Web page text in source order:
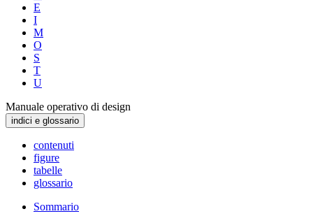
E
I
M
O
S
T
U
Manuale operativo di design
indici e glossario
contenuti
figure
tabelle
glossario
Sommario